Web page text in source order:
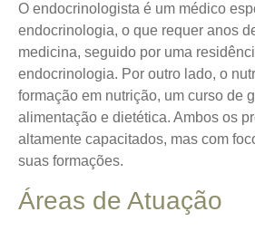
O endocrinologista é um médico
endocrinologia, o que requer anos
medicina, seguido por uma
endocrinologia. Por outro lado, o
formação em nutrição, um curso de
alimentação e dietética. Ambos os
altamente capacitados, mas com
suas formações.
Áreas de Atuação